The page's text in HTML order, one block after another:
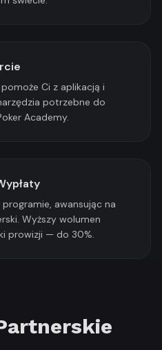
Ci z aplikacją i
potrzebne do
Academy.
awansując na
Wyższy wolumen
prowizji — do 30%.